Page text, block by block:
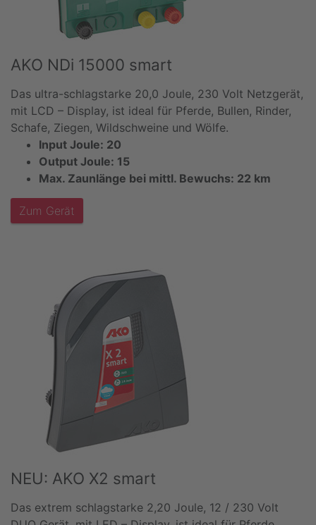
AKO NDi 15000 smart
Das ultra-schlagstarke 20,0 Joule, 230 Volt Netzgerät,
mit LCD – Display, ist ideal für Pferde, Bullen, Rinder,
Schafe, Ziegen, Wildschweine und Wölfe.
Input Joule: 20
Output Joule: 15
Max. Zaunlänge bei mittl. Bewuchs: 22 km
Zum Gerät
NEU: AKO X2 smart
Das extrem schlagstarke 2,20 Joule, 12 / 230 Volt